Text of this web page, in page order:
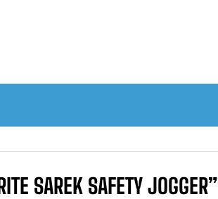
SAREK SAFETY JOGGER”